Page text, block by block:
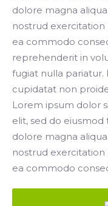
dolore magna
nostrud exercitation
ea commodo
reprehenderit in
fugiat nulla
cupidatat non
Lorem ipsum dolor
elit, sed do
dolore magna
nostrud exercitation
ea commodo